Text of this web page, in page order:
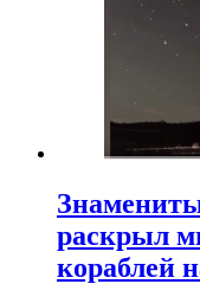
раскрыл
кораблей